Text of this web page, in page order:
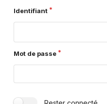
Identifiant
Mot de passe